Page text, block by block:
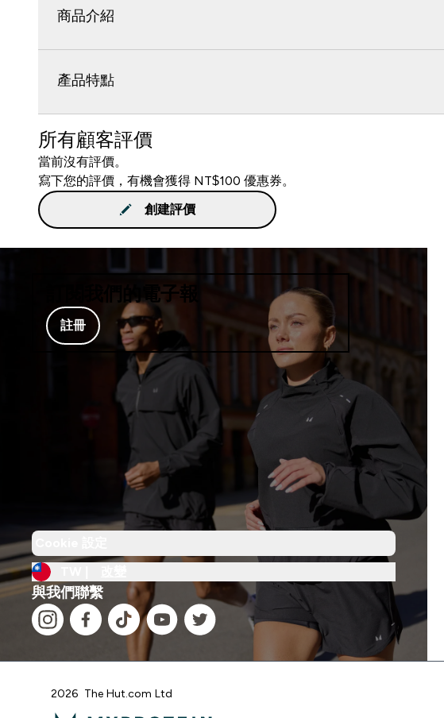
商品介紹
產品特點
所有顧客評價
當前沒有評價。
寫下您的評價，有機會獲得 NT$100 優惠券。
創建評價
訂閱我們的電子報
註冊
與我們聯繫
2026 The Hut.com Ltd